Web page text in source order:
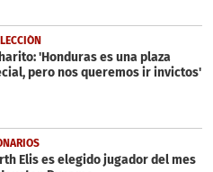
'Honduras es una plaza
pero nos queremos ir invictos'
Elis es elegido jugador del mes